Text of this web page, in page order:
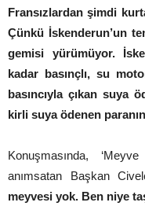
Fransızlardan şimdi
Çünkü İskenderun’un
gemisi yürümüyor.
kadar basınçlı, su
basıncıyla çıkan suya
kirli suya ödenen
Konuşmasında,
anımsatan Başkan
meyvesi yok. Ben niye